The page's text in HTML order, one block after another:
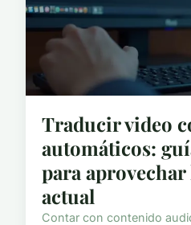
Traducir video
automáticos:
para
actual
Contar con contenido